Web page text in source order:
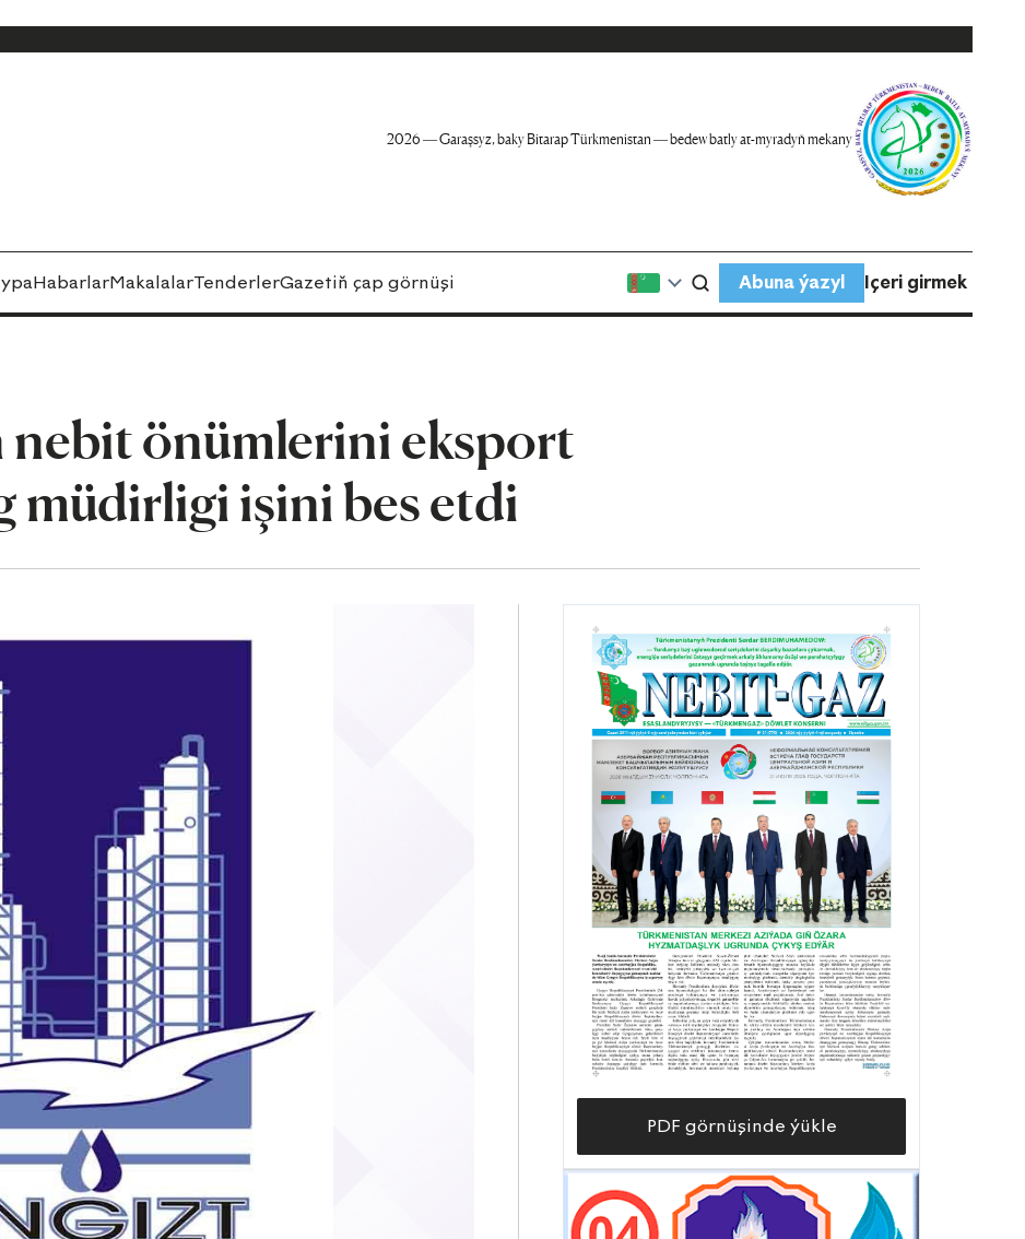
2026 — Garaşsyz, baky Bitarap Türkmenistan — bedew batly at-myradyň mekany
HabarlarMakalalarTenderlerGazetiň çap görnüşi Abuna ýazyl Içeri girmek
önümlerini eksport
müdirligi işini bes etdi
PDF görnüşinde ýükle